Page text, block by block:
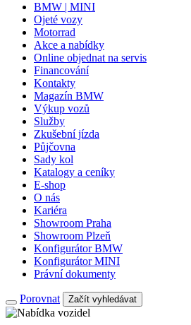
BMW | MINI
Ojeté vozy
Motorrad
Akce a nabídky
Online objednat na servis
Financování
Kontakty
Magazín BMW
Výkup vozů
Služby
Zkušební jízda
Půjčovna
Sady kol
Katalogy a ceníky
E-shop
O nás
Kariéra
Showroom Praha
Showroom Plzeň
Konfigurátor BMW
Konfigurátor MINI
Právní dokumenty
Porovnat Začít vyhledávat